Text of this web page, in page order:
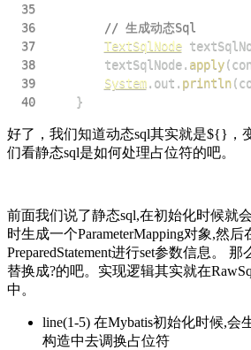
35
36
// 生成动态Sql
37
TextSqlNode
38
        textSqlNode
. apply(
39
System. out . println(
40
}
好了，我们知道动态sql其实就是${}，
们看静态sql是如何处理占位符的吧。
前面我们说了静态sql,在初始化时候就
时生成一个ParameterMapping对象,然
PreparedStatement进行set参数信息。
替换成?的吧。实现逻辑其实就在
中。
line(1-5) 在Mybatis初始化时候,会
构造中去调换占位符